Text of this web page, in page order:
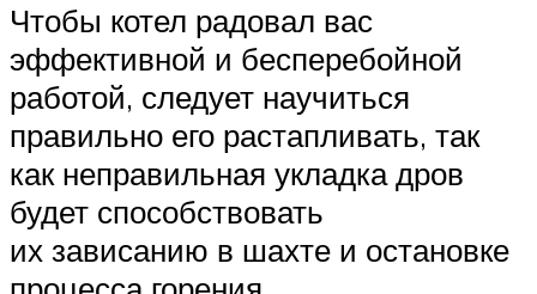
Чтобы котел радовал вас
эффективной и бесперебойной
работой, следует научиться
правильно его растапливать, так
как неправильная укладка дров
будет способствовать
их зависанию в шахте и остановке